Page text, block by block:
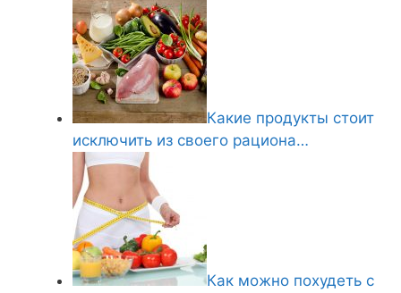
Какие продукты стоит
исключить из своего рациона…
Как можно похудеть с